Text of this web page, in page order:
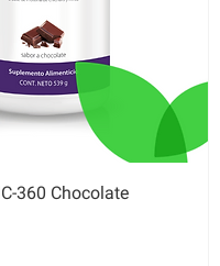
360 Chocolate